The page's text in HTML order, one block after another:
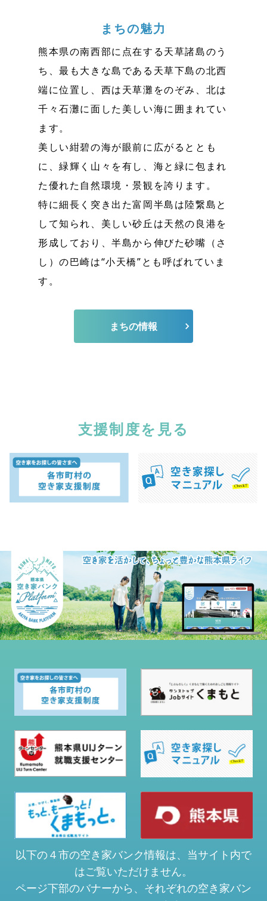
まちの魅力
熊本県の南西部に点在する天草諸島のう
ち、最も大きな島である天草下島の北西
端に位置し、西は天草灘をのぞみ、北は
千々石灘に面した美しい海に囲まれてい
ます。
美しい紺碧の海が眼前に広がるととも
に、緑輝く山々を有し、海と緑に包まれ
た優れた自然環境・景観を誇ります。
特に細長く突き出た富岡半島は陸繋島と
して知られ、美しい砂丘は天然の良港を
形成しており、半島から伸びた砂嘴（さ
し）の巴崎は“小天橋”とも呼ばれていま
す。
まちの情報
支援制度を見る
以下の４市の空き家バンク情報は、当サイト内で
はご覧いただけません。
ページ下部のバナーから、それぞれの空き家バン